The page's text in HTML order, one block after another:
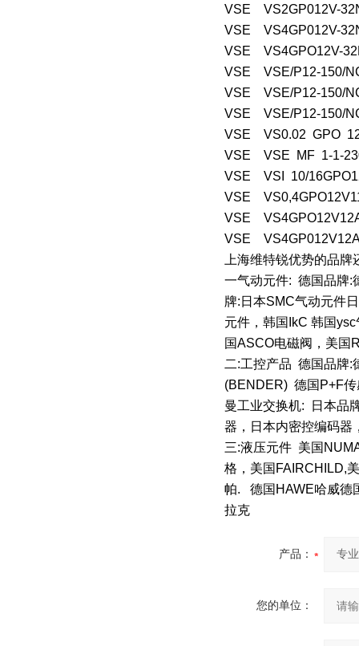
VSE VS2GP012V-
VSE VS4GP012V-
VSE VS4GPO12V-
VSE VSE/P12-150/
VSE VSE/P12-150/
VSE VSE/P12-150/
VSE VS0.02 GPO
VSE VSE MF 1-1-
VSE VSI 10/
VSE
VSE
VSE
上海维特锐优势的品
一气动元件: 德国品牌:
牌:日本SMC气动元件
元件，韩国IkC 韩国
国ASCO电磁阀，美国
二:工控产品 德国品牌:
(BENDER) 德国P+F
曼工业交换机: 日本品
器，日本内密控编码器
三:液压元件 美国
格，美国FAIRCHILD,
帕. 德国HAWE哈威德
拉克
产品：
您的单位：